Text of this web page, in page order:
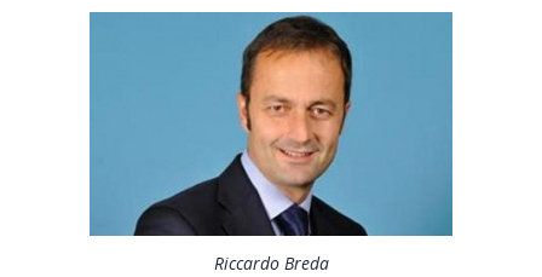
Riccardo Breda